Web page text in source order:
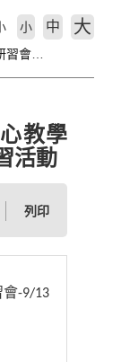
小 中 大
教學
活動
列印
會-9/13